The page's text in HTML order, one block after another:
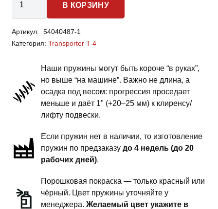
товара
Transporter
T-
пружины
задней
дюйм
В КОРЗИНУ
Артикул:
54040487-1
Категория: Transporter T-4
Наши пружины могут быть короче “в руках”,
но выше “на машине”. Важно не длина, а
осадка под весом: прогрессия проседает
меньше и даёт 1" (+20–25 мм) к клиренсу/
лифту подвески.
Если пружин нет в наличии, то изготовление
пружин по предзаказу до 4 недель (до 20
рабочих дней).
Порошковая покраска — только красный или
чёрный. Цвет пружины уточняйте у
менеджера. Желаемый цвет укажите в